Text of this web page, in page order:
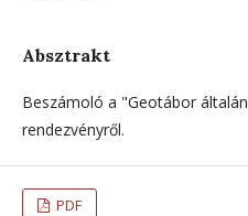
Absztrakt
Beszámoló a "Geotábor
rendezvényről.
PDF